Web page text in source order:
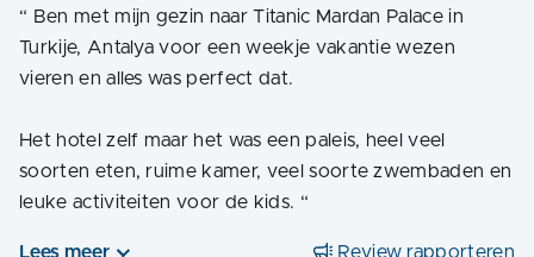
“ Ben met mijn gezin naar Titanic Mardan Palace in
Turkije, Antalya voor een weekje vakantie wezen
vieren en alles was perfect dat.
Het hotel zelf maar het was een paleis, heel veel
soorten eten, ruime kamer, veel soorte zwembaden en
leuke activiteiten voor de kids. “
Lees meer Review rapporteren